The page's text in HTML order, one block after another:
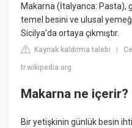
Makarna (İtalyanca: Pasta),
temel besini ve ulusal
Sicilya'da ortaya çıkmıştır.
Kaynak kaldırma talebi |
tr.wikipedia.org
Makarna ne içerir?
Bir yetişkinin günlük besin